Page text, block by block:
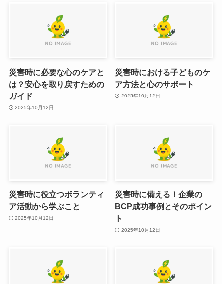
災害時に必要な心のケアと
は？安心を取り戻すための
ガイド
2025年10月12日
災害時における子どものケ
ア方法と心のサポート
2025年10月12日
災害時に役立つボランティ
ア活動から学ぶこと
2025年10月12日
災害時に備える！企業の
BCP成功事例とそのポイン
ト
2025年10月12日